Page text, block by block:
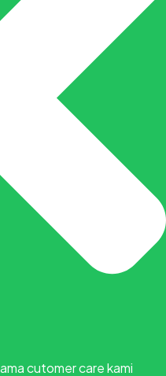
cutomer care kami